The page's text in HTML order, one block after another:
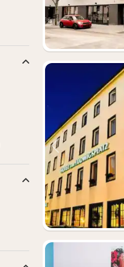
Vorige foto